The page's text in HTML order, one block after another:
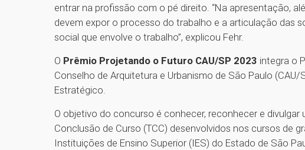
entrar na profissão com o pé direito. “Na apresentação,
devem expor o processo do trabalho e a articulação das
social que envolve o trabalho”, explicou Fehr.
O Prêmio Projetando o Futuro CAU/SP 2023 integra o
Conselho de Arquitetura e Urbanismo de São Paulo
Estratégico.
O objetivo do concurso é conhecer, reconhecer e
Conclusão de Curso (TCC) desenvolvidos nos cursos de
Instituições de Ensino Superior (IES) do Estado de São